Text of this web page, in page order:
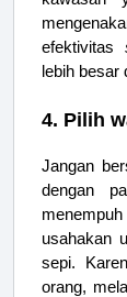
efektivitas
lebih besar
4. Pilih
Jangan
dengan
usahakan
sepi.
orang,